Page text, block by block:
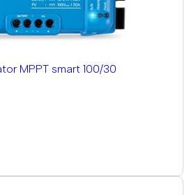
MPPT smart 100/30